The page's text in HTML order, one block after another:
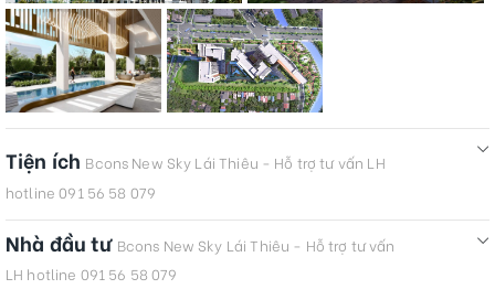
Tiện ích Bcons New Sky Lái Thiêu - Hỗ trợ tư vấn LH
hotline 091 56 58 079
Nhà đầu tư Bcons New Sky Lái Thiêu - Hỗ trợ tư vấn
LH hotline 091 56 58 079